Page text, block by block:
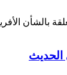
بالشأن
الحديث